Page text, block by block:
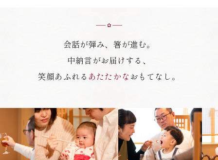
会話が弾み、箸が進む。
中納言がお届けする、
笑顔あふれる あたたかな おもてなし。